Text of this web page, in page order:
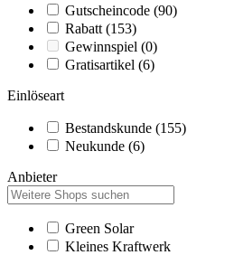
Gutscheincode (90)
Rabatt (153)
Gewinnspiel (0)
Gratisartikel (6)
Einlöseart
Bestandskunde (155)
Neukunde (6)
Anbieter
Green Solar
Kleines Kraftwerk